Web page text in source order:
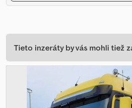
Tieto inzeráty by vás mohli tiež